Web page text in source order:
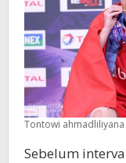
Tontowi
Sebelum